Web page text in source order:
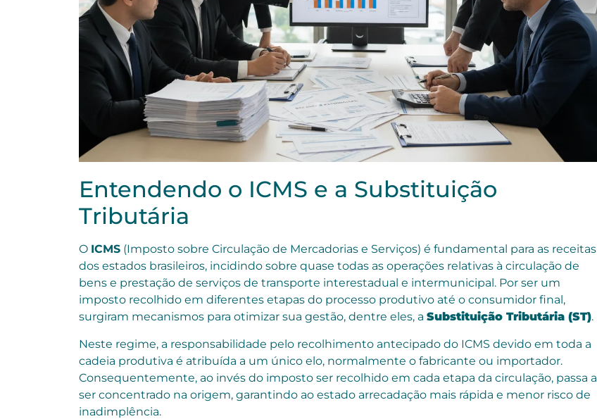
Entendendo o ICMS e a Substituição
Tributária
O ICMS (Imposto sobre Circulação de Mercadorias e Serviços) é fundamental para as receitas
dos estados brasileiros, incidindo sobre quase todas as operações relativas à circulação de
bens e prestação de serviços de transporte interestadual e intermunicipal. Por ser um
imposto recolhido em diferentes etapas do processo produtivo até o consumidor final,
surgiram mecanismos para otimizar sua gestão, dentre eles, a Substituição Tributária (ST).
Neste regime, a responsabilidade pelo recolhimento antecipado do ICMS devido em toda a
cadeia produtiva é atribuída a um único elo, normalmente o fabricante ou importador.
Consequentemente, ao invés do imposto ser recolhido em cada etapa da circulação, passa a
ser concentrado na origem, garantindo ao estado arrecadação mais rápida e menor risco de
inadimplência.